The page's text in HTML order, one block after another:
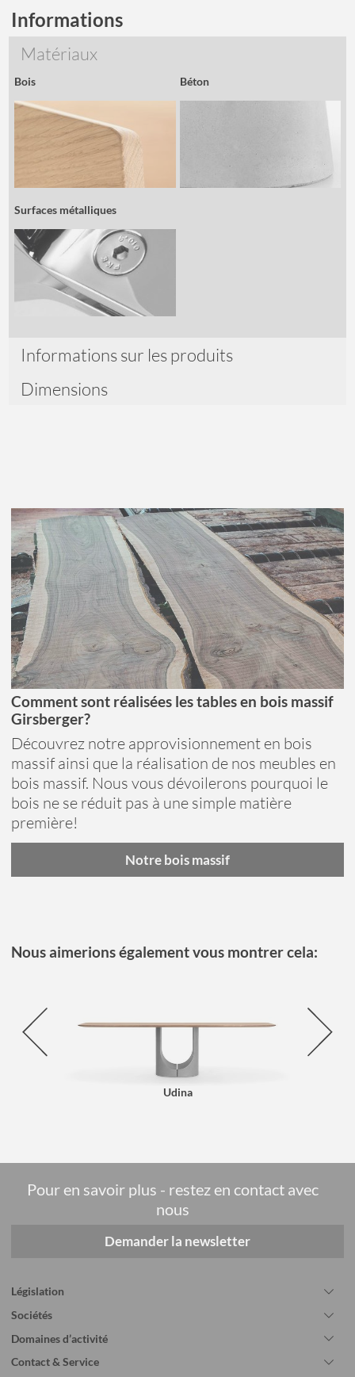
Informations
Matériaux
Bois Béton
Surfaces métalliques
Informations sur les produits
Dimensions
Comment sont réalisées les tables en bois massif
Girsberger?
Découvrez notre approvisionnement en bois
massif ainsi que la réalisation de nos meubles en
bois massif. Nous vous dévoilerons pourquoi le
bois ne se réduit pas à une simple matière
première!
Notre bois massif
Nous aimerions également vous montrer cela:
Udina
Pour en savoir plus - restez en contact avec
nous
Demander la newsletter
Législation
Sociétés
Domaines d’activité
Contact & Service